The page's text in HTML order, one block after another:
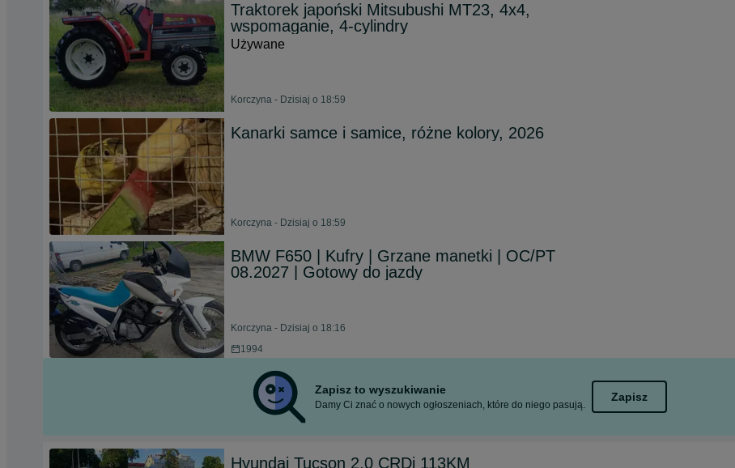
Traktorek japoński Mitsubushi MT23, 4x4,
wspomaganie, 4-cylindry
Używane
Korczyna - Dzisiaj o 18:59
Kanarki samce i samice, różne kolory, 2026
Korczyna - Dzisiaj o 18:59
BMW F650 | Kufry | Grzane manetki | OC/PT
08.2027 | Gotowy do jazdy
Korczyna - Dzisiaj o 18:16
1994
Zapisz to wyszukiwanie
Damy Ci znać o nowych ogłoszeniach, które do niego pasują.
Zapisz
Hyundai Tucson 2.0 CRDi 113KM